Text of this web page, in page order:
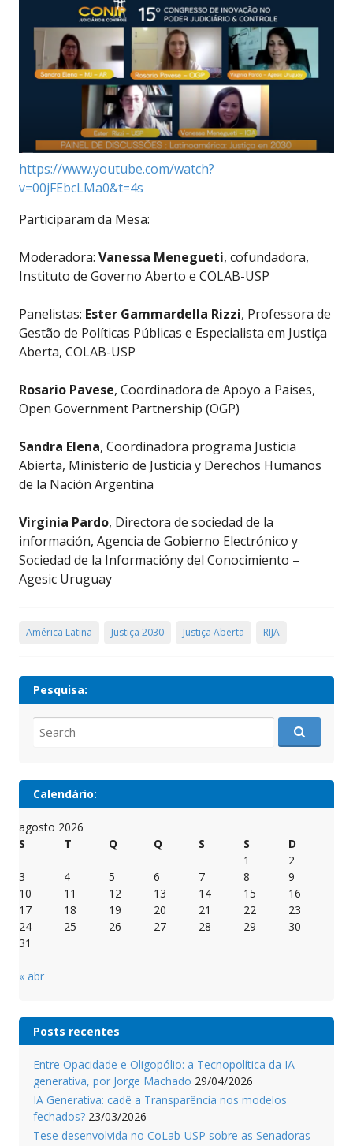
https://www.youtube.com/watch?
v=00jFEbcLMa0&t=4s
Participaram da Mesa:
Moderadora: Vanessa Menegueti, cofundadora,
Instituto de Governo Aberto e COLAB-USP
Panelistas: Ester Gammardella Rizzi, Professora de
Gestão de Políticas Públicas e Especialista em Justiça
Aberta, COLAB-USP
Rosario Pavese, Coordinadora de Apoyo a Paises,
Open Government Partnership (OGP)
Sandra Elena, Coordinadora programa Justicia
Abierta, Ministerio de Justicia y Derechos Humanos
de la Nación Argentina
Virginia Pardo, Directora de sociedad de la
información, Agencia de Gobierno Electrónico y
Sociedad de la Informacióny del Conocimiento –
Agesic Uruguay
América Latina Justiça 2030 Justiça Aberta RIJA
Pesquisa:
for:
Calendário:
agosto 2026
S
T Q Q S S
D
1
2
3
4 5 6 7 8
9
10
11 12 13 14 15
16
17
18 19 20 21 22
23
24
25 26 27 28 29
30
31
« abr
Posts recentes
Entre Opacidade e Oligopólio: a Tecnopolítica da IA
generativa, por Jorge Machado 29/04/2026
IA Generativa: cadê a Transparência nos modelos
fechados? 23/03/2026
Tese desenvolvida no CoLab-USP sobre as Senadoras